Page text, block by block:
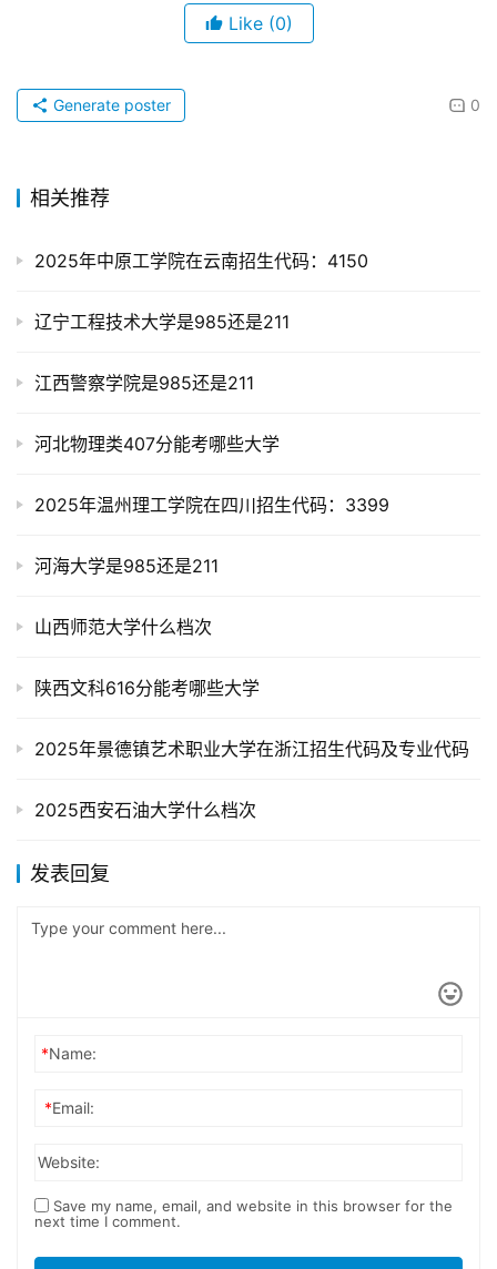
Like (0)
0
Generate poster
相关推荐
2025年中原工学院在云南招生代码：4150
辽宁工程技术大学是985还是211
江西警察学院是985还是211
河北物理类407分能考哪些大学
2025年温州理工学院在四川招生代码：3399
河海大学是985还是211
山西师范大学什么档次
陕西文科616分能考哪些大学
2025年景德镇艺术职业大学在浙江招生代码及专业代码
2025西安石油大学什么档次
发表回复
*Name:
*Email:
Website:
Save my name, email, and website in this browser for the
next time I comment.